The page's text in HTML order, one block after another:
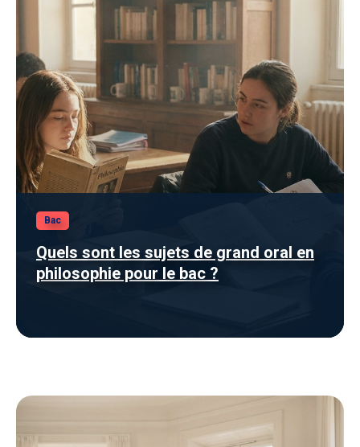
Bac
Quels sont les sujets de grand oral en
philosophie pour le bac ?